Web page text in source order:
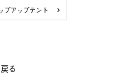
プアップテント
る